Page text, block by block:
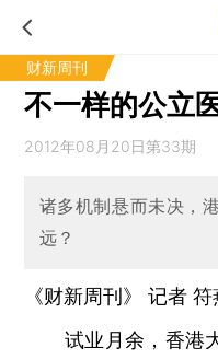
财新周刊
不一样的公立
2012年08月20日第33期
诸多机制悬而未决，
远？
《财新周刊》 记者符
试业月余，香港大